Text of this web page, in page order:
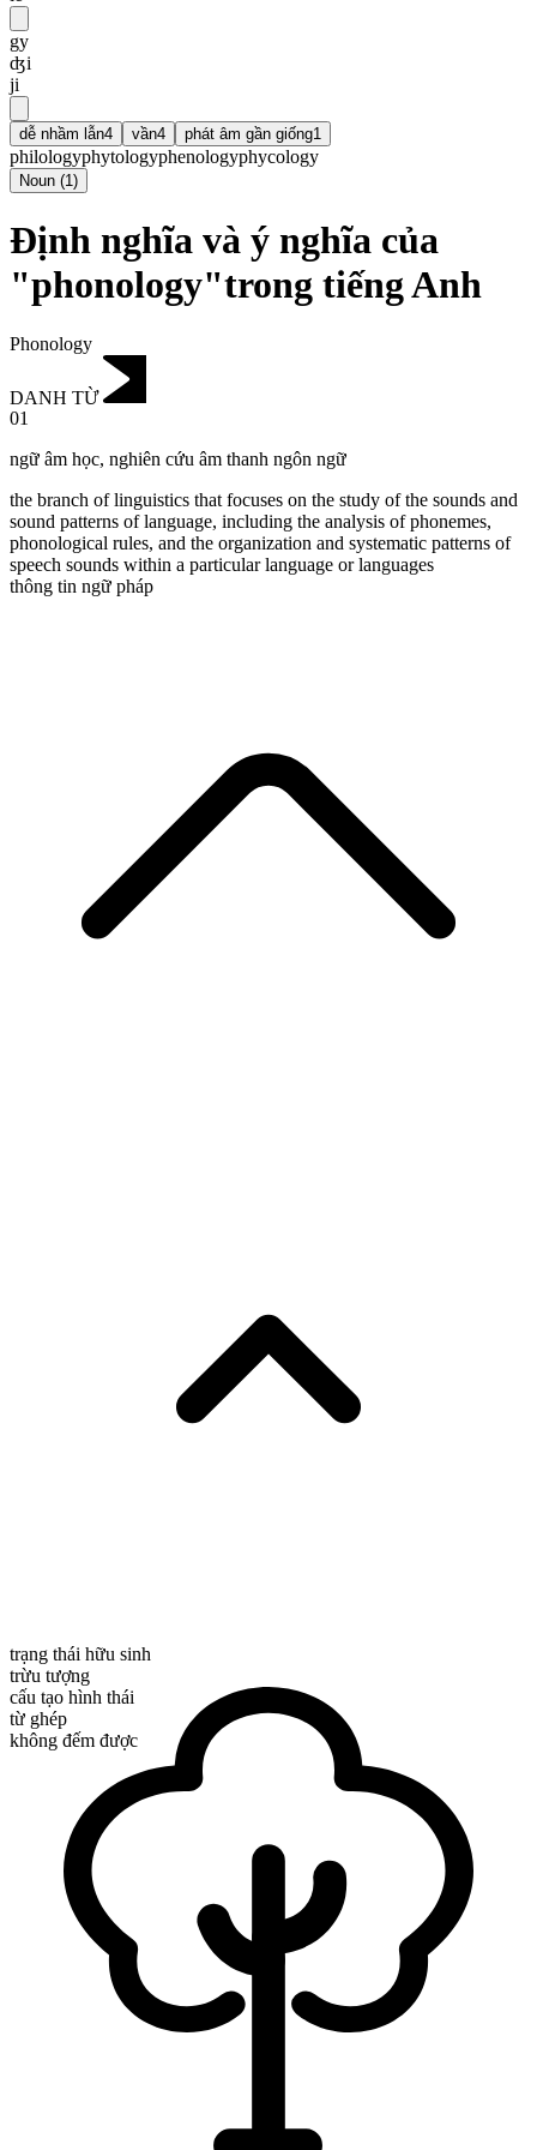
gy
ʤi
ji
dễ nhầm lẫn4 vần4 phát âm gần giống1
philologyphytologyphenologyphycology
Noun (1)
Định nghĩa và ý nghĩa của
"phonology"trong tiếng Anh
Phonology
DANH TỪ
01
ngữ âm học, nghiên cứu âm thanh ngôn ngữ
the branch of linguistics that focuses on the study of the sounds and
sound patterns of language, including the analysis of phonemes,
phonological rules, and the organization and systematic patterns of
speech sounds within a particular language or languages
thông tin ngữ pháp
trạng thái hữu sinh
trừu tượng
cấu tạo hình thái
từ ghép
không đếm được